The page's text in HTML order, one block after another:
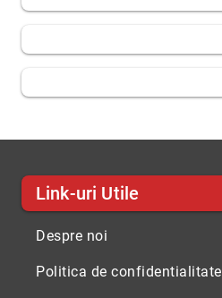
Link-uri Utile
Despre noi
Politica de confidentialitate